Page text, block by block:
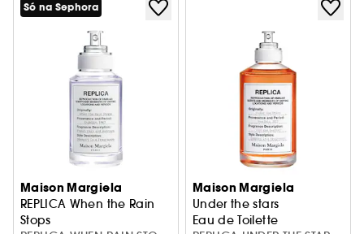
Só na Sephora
Maison Margiela
REPLICA When the Rain
Stops
Maison Margiela
Under the stars
Eau de Toilette